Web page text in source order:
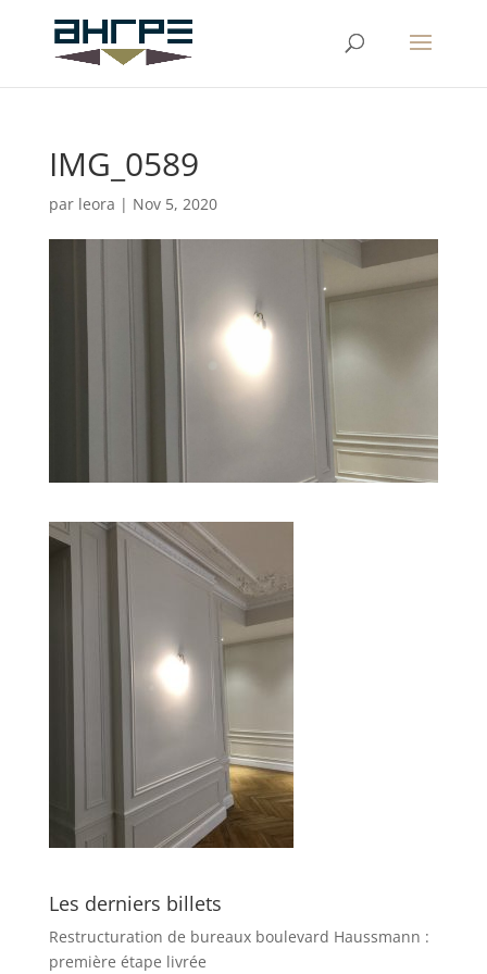
IMG_0589
par leora | Nov 5, 2020
Les derniers billets
Restructuration de bureaux boulevard Haussmann :
première étape livrée